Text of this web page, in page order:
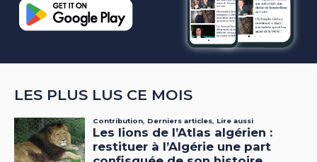
LES PLUS LUS CE MOIS